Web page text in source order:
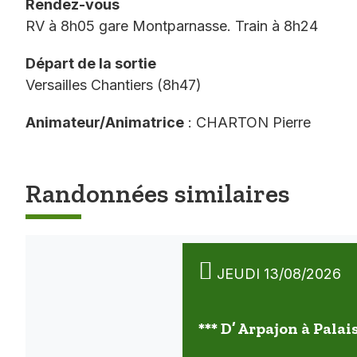
Rendez-vous
RV à 8h05 gare Montparnasse. Train à 8h24
Départ de la sortie
Versailles Chantiers (8h47)
Animateur/Animatrice : CHARTON Pierre
Randonnées similaires
JEUDI 13/08/2026
*** D’ Arpajon à